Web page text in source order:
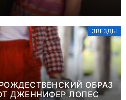
ЗВЕЗДЫ
ОБРАЗ
ДЖЕННИФЕР ЛОПЕС